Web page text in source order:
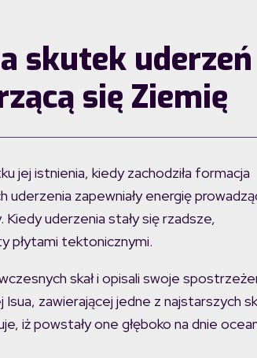
skutek uderzeń
się Ziemię
jej istnienia, kiedy zachodziła formacja
uderzenia zapewniały energię
uderzenia stały się rzadsze,
płytami tektonicznymi.
skał i opisali swoje
zawierającej jedne z najstarszych
iż powstały one głęboko na dnie